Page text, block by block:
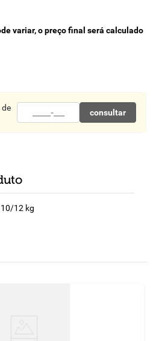
variar, o preço final será calculado
de
consultar
12 kg